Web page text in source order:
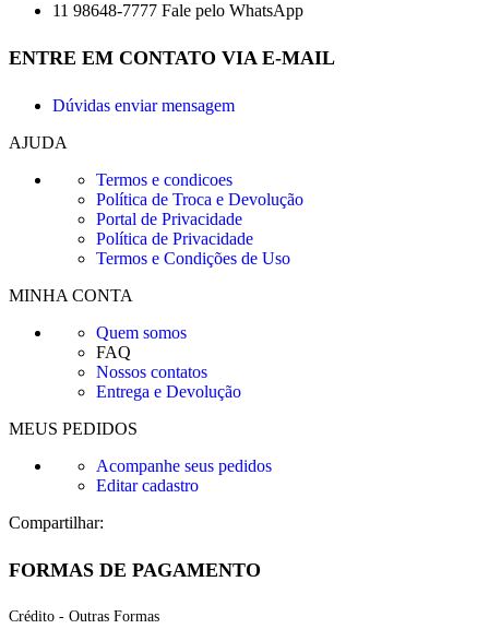
11 98648-7777 Fale pelo WhatsApp
ENTRE EM CONTATO VIA E-MAIL
Dúvidas enviar mensagem
AJUDA
Termos e condicoes
Política de Troca e Devolução
Portal de Privacidade
Política de Privacidade
Termos e Condições de Uso
MINHA CONTA
Quem somos
FAQ
Nossos contatos
Entrega e Devolução
MEUS PEDIDOS
Acompanhe seus pedidos
Editar cadastro
Compartilhar:
FORMAS DE PAGAMENTO
Crédito - Outras Formas